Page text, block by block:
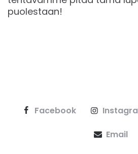
puolestaan!
Facebook
Email